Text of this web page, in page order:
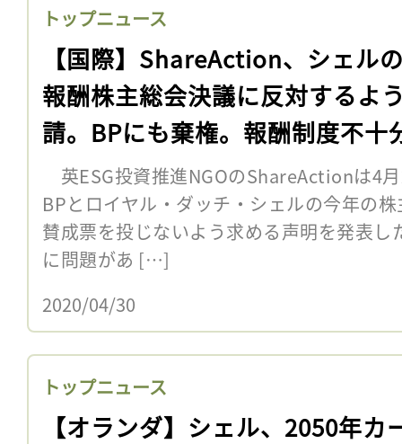
トップニュース
【国際】ShareAction、シェル
報酬株主総会決議に反対するよ
請。BPにも棄権。報酬制度不十
英ESG投資推進NGOのShareActionは4
BPとロイヤル・ダッチ・シェルの今年の
賛成票を投じないよう求める声明を発表
に問題があ […]
2020/04/30
トップニュース
【オランダ】シェル、2050年カ